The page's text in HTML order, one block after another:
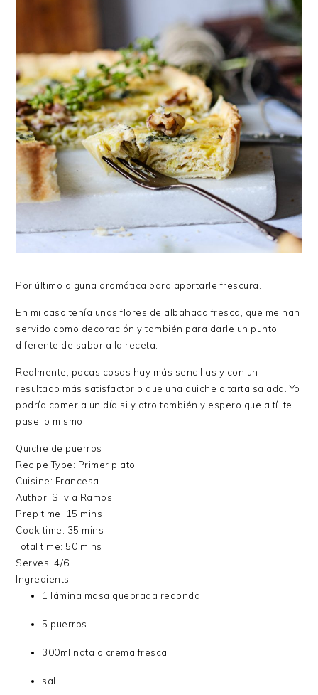
Por último alguna aromática para aportarle frescura.
En mi caso tenía unas flores de albahaca fresca, que me han
servido como decoración y también para darle un punto
diferente de sabor a la receta.
Realmente, pocas cosas hay más sencillas y con un
resultado más satisfactorio que una quiche o tarta salada. Yo
podría comerla un día si y otro también y espero que a tí te
pase lo mismo.
Quiche de puerros
Recipe Type: Primer plato
Cuisine: Francesa
Author: Silvia Ramos
Prep time: 15 mins
Cook time: 35 mins
Total time: 50 mins
Serves:4/6
Ingredients
1 lámina masa quebrada redonda
5 puerros
300ml nata o crema fresca
sal